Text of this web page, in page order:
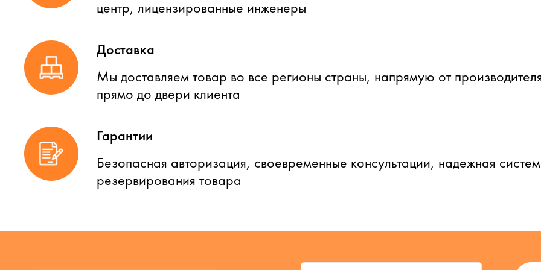
центр, лицензированные инженеры
Доставка
Мы доставляем товар во все регионы страны, напрямую от
прямо до двери клиента
Гарантии
Безопасная авторизация, своевременные консультации, надежная
резервирования товара